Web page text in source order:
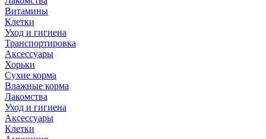
Витамины
Клетки
Уход и гигиена
Транспортировка
Аксессуары
Хорьки
Сухие корма
Влажные корма
Лакомства
Уход и гигиена
Аксессуары
Клетки